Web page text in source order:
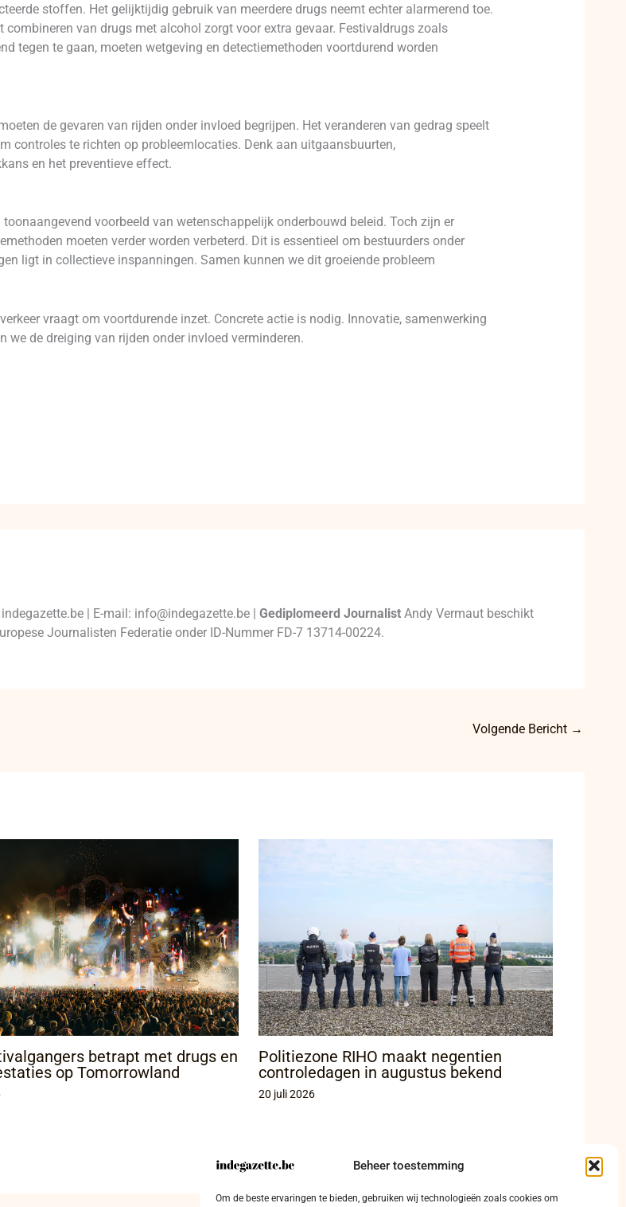
Beheer toestemming
Om de beste ervaringen te bieden, gebruiken wij technologieën zoals cookies om
stoffen. Het gelijktijdig gebruik van meerdere drugs neemt echter alarmerend toe.
combineren van drugs met alcohol zorgt voor extra gevaar. Festivaldrugs zoals
tegen te gaan, moeten wetgeving en detectiemethoden voortdurend worden
de gevaren van rijden onder invloed begrijpen. Het veranderen van gedrag speelt
controles te richten op probleemlocaties. Denk aan uitgaansbuurten,
en het preventieve effect.
voorbeeld van wetenschappelijk onderbouwd beleid. Toch zijn er
moeten verder worden verbeterd. Dit is essentieel om bestuurders onder
ligt in collectieve inspanningen. Samen kunnen we dit groeiende probleem
vraagt om voortdurende inzet. Concrete actie is nodig. Innovatie, samenwerking
we de dreiging van rijden onder invloed verminderen.
| E-mail: info@indegazette.be |Gediplomeerd Journalist Andy Vermaut beschikt
Journalisten Federatie onder ID-Nummer FD-7 13714-00224.
Volgende Bericht →
betrapt met drugs en
op Tomorrowland
Politiezone RIHO maakt negentien
controledagen in augustus bekend
20 juli 2026